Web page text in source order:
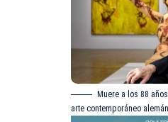
Muere a los 88
arte contemporáneo alemán